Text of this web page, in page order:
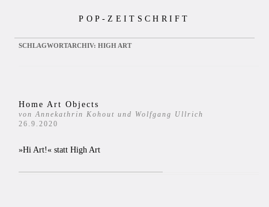
POP-ZEITSCHRIFT
SCHLAGWORTARCHIV: HIGH ART
Home Art Objects
von Annekathrin Kohout und Wolfgang Ullrich
26.9.2020
»Hi Art!« statt High Art